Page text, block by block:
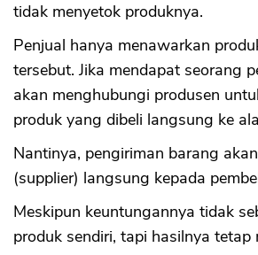
tidak menyetok produknya.
Penjual hanya menawarkan
tersebut. Jika mendapat seorang
akan menghubungi produsen
produk yang dibeli langsung ke
Nantinya, pengiriman barang
(supplier) langsung kepada
Meskipun keuntungannya tidak
produk sendiri, tapi hasilnya tetap